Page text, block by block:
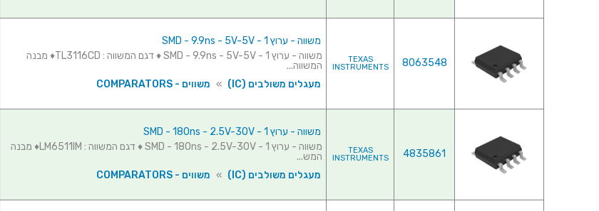
8063548
TEXAS
INSTRUMENTS
משווה - ערוץ 1 - SMD - 9.9ns - 5V-5V
משווה - ערוץ 1 - SMD - 9.9ns - 5V-5V ♦ דגם המשווה : TL3116CD♦ מבנה
המשווה...
מעגלים משולבים (IC)
» משווים - COMPARATORS
4835861
TEXAS
INSTRUMENTS
משווה - ערוץ 1 - SMD - 180ns - 2.5V-30V
משווה - ערוץ 1 - SMD - 180ns - 2.5V-30V ♦ דגם המשווה : LM6511IM♦ מבנה
המש...
מעגלים משולבים (IC)
» משווים - COMPARATORS